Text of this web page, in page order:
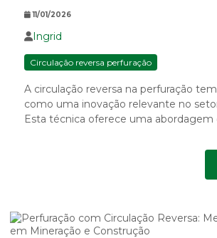
11/01/2026
Ingrid
Circulação reversa perfuração
A circulação reversa na perfuração
como uma inovação relevante no
Esta técnica oferece uma abordagem